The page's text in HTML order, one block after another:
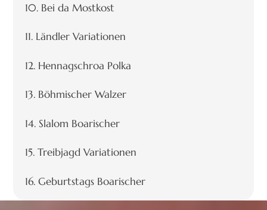
10. Bei da Mostkost
11. Ländler Variationen
12. Hennagschroa Polka
13. Böhmischer Walzer
14. Slalom Boarischer
15. Treibjagd Variationen
16. Geburtstags Boarischer